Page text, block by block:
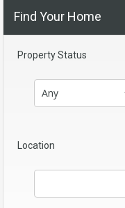
Find Your Home
Property Status
Location